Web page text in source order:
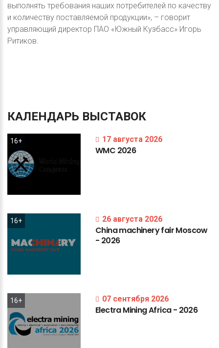
выполнять требования наших потребителей по качеству
и количеству поставляемой продукции», – говорит
управляющий директор ПАО «Южный Кузбасс» Игорь
Ритиков.
КАЛЕНДАРЬ ВЫСТАВОК
16+ 17 августа 2026
WMC 2026
16+ 26 августа 2026
ChinamachineryfairMoscow
- 2026
16+ 07 сентября 2026
ElectraMiningAfrica- 2026